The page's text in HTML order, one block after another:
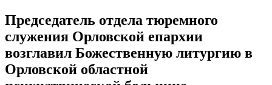
Председатель отдела тюремного
служения Орловской епархии
возглавил Божественную литургию в
Орловской областной